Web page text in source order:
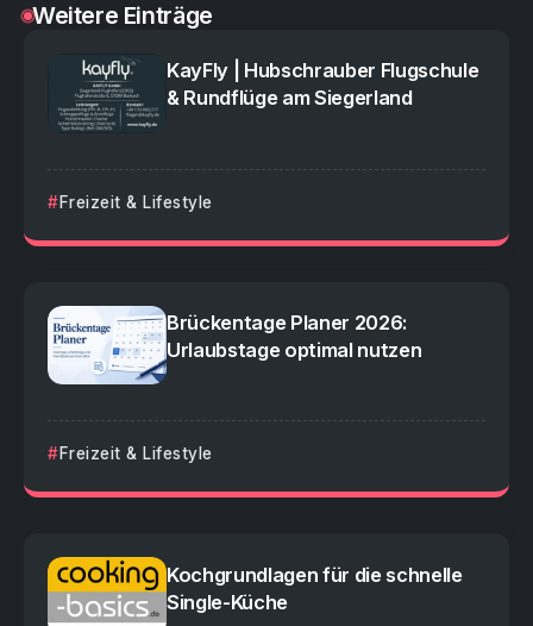
Weitere Einträge
KayFly | Hubschrauber Flugschule
& Rundflüge am Siegerland
Freizeit & Lifestyle
Brückentage Planer 2026:
Urlaubstage optimal nutzen
Freizeit & Lifestyle
Kochgrundlagen für die schnelle
Single-Küche